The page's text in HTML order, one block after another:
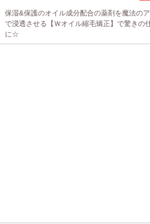
保湿&保護のオイル成分配合の薬剤を魔法の
で浸透させる【Ｗオイル縮毛矯正】で驚きの
に☆